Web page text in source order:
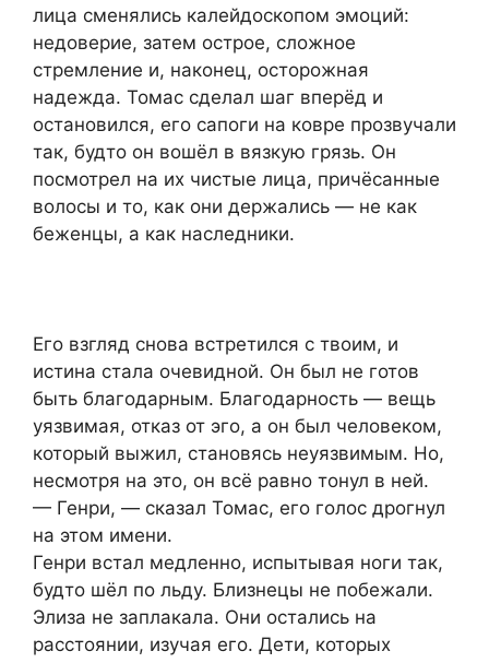
лица сменялись калейдоскопом эмоций:
недоверие, затем острое, сложное
стремление и, наконец, осторожная
надежда. Томас сделал шаг вперёд и
остановился, его сапоги на ковре прозвучали
так, будто он вошёл в вязкую грязь. Он
посмотрел на их чистые лица, причёсанные
волосы и то, как они держались — не как
беженцы, а как наследники.
Его взгляд снова встретился с твоим, и
истина стала очевидной. Он был не готов
быть благодарным. Благодарность — вещь
уязвимая, отказ от эго, а он был человеком,
который выжил, становясь неуязвимым. Но,
несмотря на это, он всё равно тонул в ней.
— Генри, — сказал Томас, его голос дрогнул
на этом имени.
Генри встал медленно, испытывая ноги так,
будто шёл по льду. Близнецы не побежали.
Элиза не заплакала. Они остались на
расстоянии, изучая его. Дети, которых